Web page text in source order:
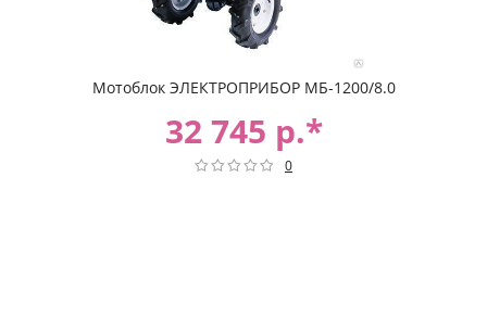
Мотоблок ЭЛЕКТРОПРИБОР МБ-1200/8.0
32 745 р.*
0